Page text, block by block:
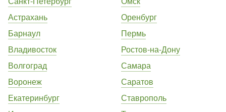
Астрахань
Барнаул
Владивосток
Волгоград
Воронеж
Екатеринбург
Оренбург
Пермь
Ростов-на-Дону
Самара
Саратов
Ставрополь